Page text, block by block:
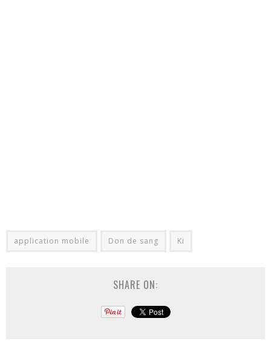
application mobile Don de sang Ki
SHARE ON: